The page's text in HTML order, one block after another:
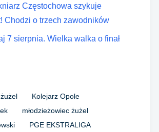
Częstochowa szykuje
Chodzi o trzech zawodników
7 sierpnia. Wielka walka o finał
Kolejarz Opole
młodzieżowiec żużel
PGE EKSTRALIGA